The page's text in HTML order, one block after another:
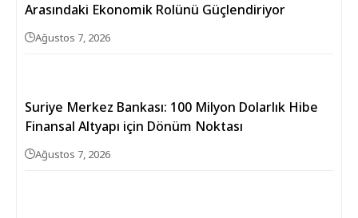
Arasındaki Ekonomik Rolünü Güçlendiriyor
Ağustos 7, 2026
Suriye Merkez Bankası: 100 Milyon Dolarlık Hibe
Finansal Altyapı için Dönüm Noktası
Ağustos 7, 2026